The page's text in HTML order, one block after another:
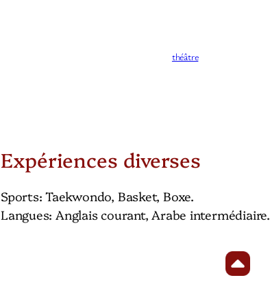
théâtre
Expériences diverses
Sports: Taekwondo, Basket, Boxe.
Langues: Anglais courant, Arabe intermédiaire.